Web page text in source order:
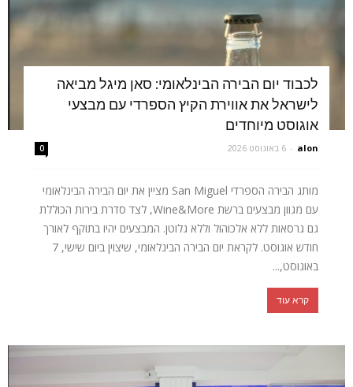
לכבוד יום הבירה הבינלאומי: סאן מיגל מביאה
לישראל את אווירת הקיץ הספרדי עם מבצעי
אוגוסט מיוחדים
alon
- 6 באוגוסט 2026 0
מותג הבירה הספרדי San Miguel מציין את יום הבירה הבינלאומי
עם מגוון מבצעים ברשת Wine&More, לצד סדרת בירות הכוללת
גם גרסאות ללא אלכוהול וללא גלוטן. המבצעים יהיו בתוקף לאורך
חודש אוגוסט. לקראת יום הבירה הבינלאומי, שיצוין ביום שישי, 7
באוגוסט,...
קרא עוד